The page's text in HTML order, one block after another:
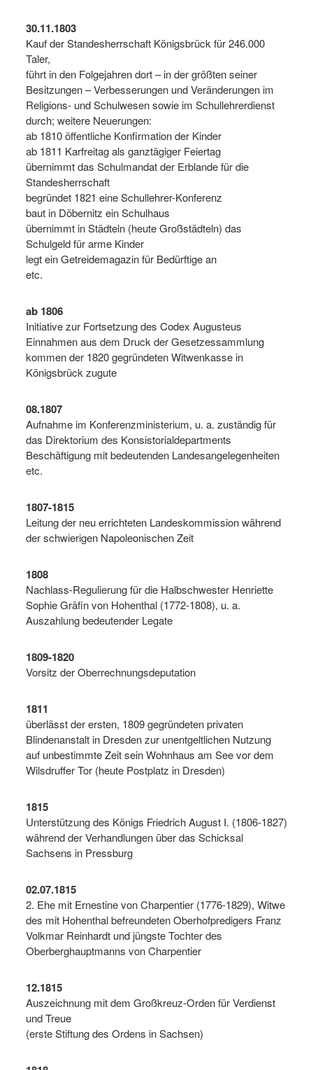
30.11.1803
Kauf der Standesherrschaft Königsbrück für 246.000
Taler,
führt in den Folgejahren dort – in der größten seiner
Besitzungen – Verbesserungen und Veränderungen im
Religions- und Schulwesen sowie im Schullehrerdienst
durch; weitere Neuerungen:
ab 1810 öffentliche Konfirmation der Kinder
ab 1811 Karfreitag als ganztägiger Feiertag
übernimmt das Schulmandat der Erblande für die
Standesherrschaft
begründet 1821 eine Schullehrer-Konferenz
baut in Döbernitz ein Schulhaus
übernimmt in Städteln (heute Großstädteln) das
Schulgeld für arme Kinder
legt ein Getreidemagazin für Bedürftige an
etc.
ab 1806
Initiative zur Fortsetzung des Codex Augusteus
Einnahmen aus dem Druck der Gesetzessammlung
kommen der 1820 gegründeten Witwenkasse in
Königsbrück zugute
08.1807
Aufnahme im Konferenzministerium, u. a. zuständig für
das Direktorium des Konsistorialdepartments
Beschäftigung mit bedeutenden Landesangelegenheiten
etc.
1807-1815
Leitung der neu errichteten Landeskommission während
der schwierigen Napoleonischen Zeit
1808
Nachlass-Regulierung für die Halbschwester Henriette
Sophie Gräfin von Hohenthal (1772-1808), u. a.
Auszahlung bedeutender Legate
1809-1820
Vorsitz der Oberrechnungsdeputation
1811
überlässt der ersten, 1809 gegründeten privaten
Blindenanstalt in Dresden zur unentgeltlichen Nutzung
auf unbestimmte Zeit sein Wohnhaus am See vor dem
Wilsdruffer Tor (heute Postplatz in Dresden)
1815
Unterstützung des Königs Friedrich August I. (1806-1827)
während der Verhandlungen über das Schicksal
Sachsens in Pressburg
02.07.1815
2. Ehe mit Ernestine von Charpentier (1776-1829), Witwe
des mit Hohenthal befreundeten Oberhofpredigers Franz
Volkmar Reinhardt und jüngste Tochter des
Oberberghauptmanns von Charpentier
12.1815
Auszeichnung mit dem Großkreuz-Orden für Verdienst
und Treue
(erste Stiftung des Ordens in Sachsen)